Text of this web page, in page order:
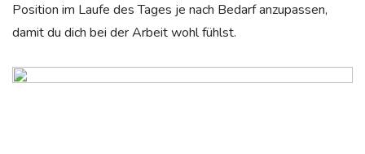
Position im Laufe des Tages je nach Bedarf anzupassen,
damit du dich bei der Arbeit wohl fühlst.